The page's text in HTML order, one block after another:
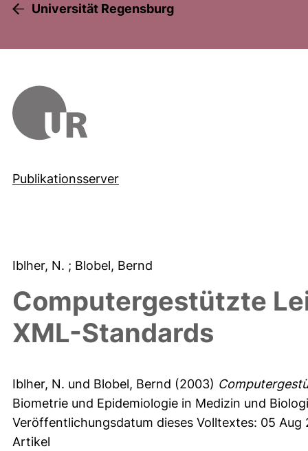
Universität Regensburg
Publikationsserver
Iblher, N. ; Blobel, Bernd
Computergestützte
XML-Standards
Iblher, N. und Blobel, Bernd (2003)
Biometrie und Epidemiologie in Medizin und
Veröffentlichungsdatum dieses Volltextes: 05 Aug
Artikel